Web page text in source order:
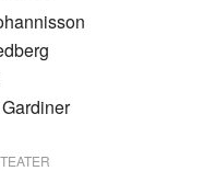
TEATER